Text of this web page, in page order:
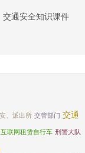
通安全知识课件
、派出所 交管部门 交通
联网租赁自行车 刑警大队